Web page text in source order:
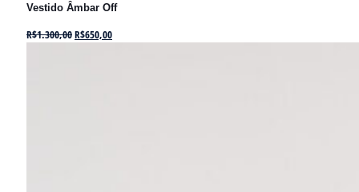
Vestido Âmbar Off
R$1.300,00R$650,00